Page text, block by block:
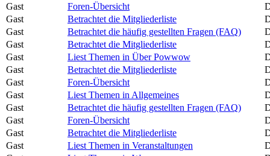
Gast
Foren-Übersicht
Gast
Betrachtet die Mitgliederliste
Gast
Betrachtet die häufig gestellten Fragen (FAQ)
Gast
Betrachtet die Mitgliederliste
Gast
Liest Themen in Über Powwow
Gast
Betrachtet die Mitgliederliste
Gast
Foren-Übersicht
Gast
Liest Themen in Allgemeines
Gast
Betrachtet die häufig gestellten Fragen (FAQ)
Gast
Foren-Übersicht
Gast
Betrachtet die Mitgliederliste
Gast
Liest Themen in Veranstaltungen